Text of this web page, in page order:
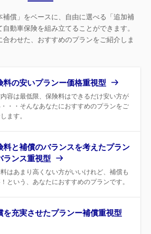
補償」をベースに、自由に選べる「追加補
動車保険を組み立てることができます。
合わせた、おすすめのプランをご紹介しま
料の安いプランー価格重視型
容は最低限、保険料はできるだけ安い方が
・・そんなあなたにおすすめのプランをご
ます。
料と補償のバランスを考えたプラン
ランス重視型
はあまり高くない方がいいけれど、補償も
という、あなたにおすすめのプランです。
を充実させたプランー補償重視型